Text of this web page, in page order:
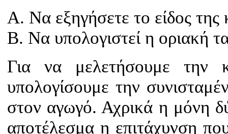
A. Να εξηγήσετε το είδος
B. Να υπολογιστεί η οριακή
Για να μελετήσουμε την
υπολογίσουμε την
στον αγωγό. Αχρικά η μόνη
αποτέλεσμα η επιτάχυνση